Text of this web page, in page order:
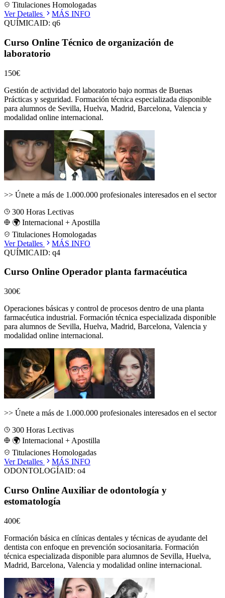
Titulaciones Homologadas
Ver Detalles
MÁS INFO
QUÍMICAID: q6
Curso Online Técnico de organización de
laboratorio
150€
Gestión de actividad del laboratorio bajo normas de Buenas
Prácticas y seguridad. Formación técnica especializada disponible
para alumnos de Sevilla, Huelva, Madrid, Barcelona, Valencia y
modalidad online internacional.
>> Únete a más de 1.000.000 profesionales interesados en el sector
300 Horas Lectivas
🌍 Internacional + Apostilla
Titulaciones Homologadas
Ver Detalles
MÁS INFO
QUÍMICAID: q4
Curso Online Operador planta farmacéutica
300€
Operaciones básicas y control de procesos dentro de una planta
farmacéutica industrial. Formación técnica especializada disponible
para alumnos de Sevilla, Huelva, Madrid, Barcelona, Valencia y
modalidad online internacional.
>> Únete a más de 1.000.000 profesionales interesados en el sector
300 Horas Lectivas
🌍 Internacional + Apostilla
Titulaciones Homologadas
Ver Detalles
MÁS INFO
ODONTOLOGÍAID: o4
Curso Online Auxiliar de odontología y
estomatología
400€
Formación básica en clínicas dentales y técnicas de ayudante del
dentista con enfoque en prevención sociosanitaria. Formación
técnica especializada disponible para alumnos de Sevilla, Huelva,
Madrid, Barcelona, Valencia y modalidad online internacional.